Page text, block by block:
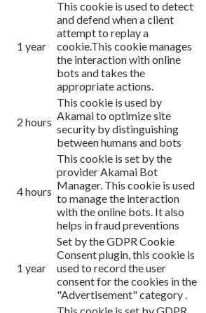
1 year
This cookie is used to detect
and defend when a client
attempt to replay a
cookie.This cookie manages
the interaction with online
bots and takes the
appropriate actions.
2 hours
This cookie is used by
Akamai to optimize site
security by distinguishing
between humans and bots
4 hours
This cookie is set by the
provider Akamai Bot
Manager. This cookie is used
to manage the interaction
with the online bots. It also
helps in fraud preventions
1 year
Set by the GDPR Cookie
Consent plugin, this cookie is
used to record the user
consent for the cookies in the
"Advertisement" category .